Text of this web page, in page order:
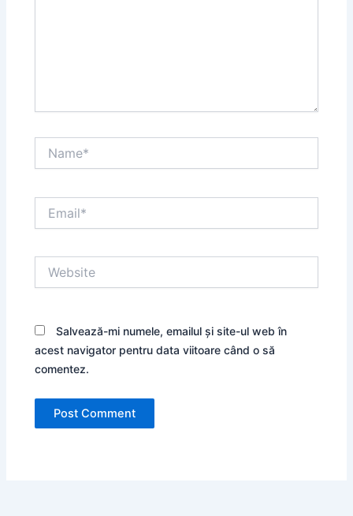
Salvează-mi numele, emailul și site-ul web în
acest navigator pentru data viitoare când o să
comentez.